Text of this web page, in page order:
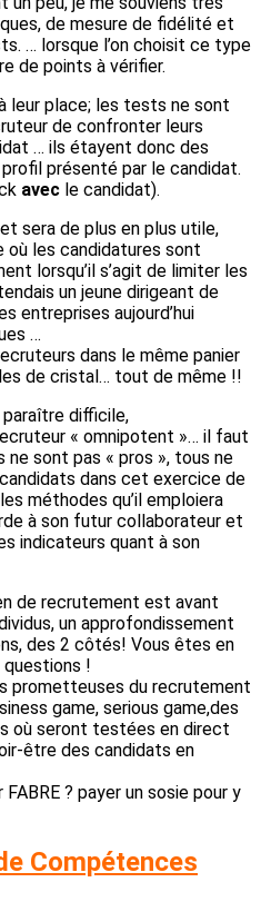
de mesure de fidélité et
… lorsque l’on choisit ce type
de points à vérifier.
leur place; les tests ne sont
de confronter leurs
… ils étayent donc des
présenté par le candidat.
avec le candidat).
sera de plus en plus utile,
les candidatures sont
lorsqu’il s’agit de limiter les
un jeune dirigeant de
entreprises aujourd’hui
…
dans le même panier
de cristal… tout de même !!
paraître difficile,
« omnipotent »… il faut
sont pas « pros », tous ne
dans cet exercice de
méthodes qu’il emploiera
à son futur collaborateur et
indicateurs quant à son
de recrutement est avant
un approfondissement
des 2 côtés! Vous êtes en
!
prometteuses du recrutement
game, serious game,des
où seront testées en direct
être des candidats en
? payer un sosie pour y
Compétences